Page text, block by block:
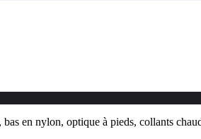
en nylon, optique à pieds, collants